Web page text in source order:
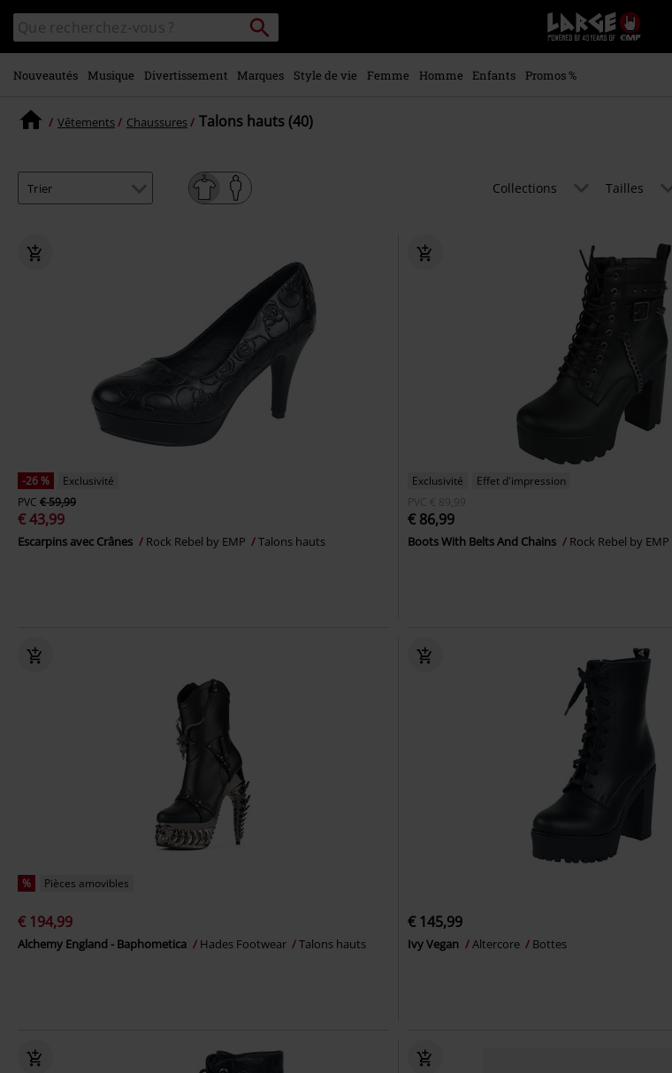
contenu
principal
Rechercher
sur
le
catalogue
Rechercher
EMP
-
Merchandising
Modes
Nouveautés Musique Divertissement Marques Style de vie Femme Homme Enfants Promos %
Vêtements Chaussures Talons hauts (40)
Collections Tailles
-26 %
Exclusivité
PVC € 59,99
€ 43,99
Escarpins avec Crânes Rock Rebel by EMP Talons hauts
Exclusivité
Effet d'impression
PVC € 89,99
€ 86,99
Boots With Belts And Chains Rock Rebel by EMP
% Pièces amovibles
€ 194,99
Alchemy England - Baphometica Hades Footwear Talons hauts
€ 145,99
Ivy Vegan Altercore Bottes